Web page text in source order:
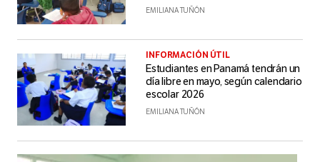
EMILIANA TUÑÓN
INFORMACIÓN ÚTIL
Estudiantes en Panamá tendrán un
día libre en mayo, según calendario
escolar 2026
EMILIANA TUÑÓN